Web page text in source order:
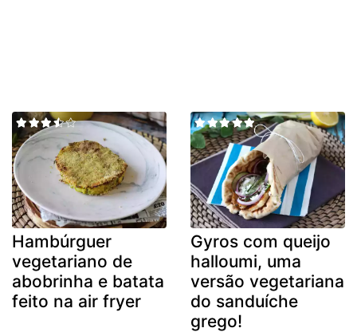
Hambúrguer
vegetariano de
abobrinha e batata
feito na air fryer
Gyros com queijo
halloumi, uma
versão vegetariana
do sanduíche
grego!